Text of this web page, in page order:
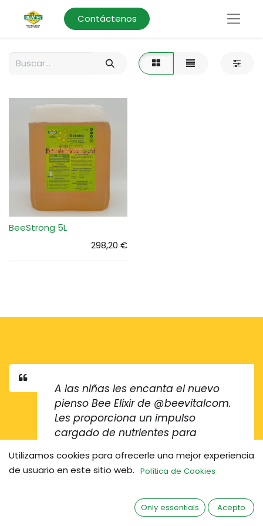
Contáctenos
BeeStrong 5L
298,20 €
A las niñas les encanta el nuevo
pienso Bee Elixir de @beevitalcom.
Les proporciona un impulso
cargado de nutrientes para
>BeeElixir®
comercial, Irlanda
Utilizamos cookies para ofrecerle una mejor experiencia
de usuario en este sitio web. Política de Cookies
Only essentials Acepto